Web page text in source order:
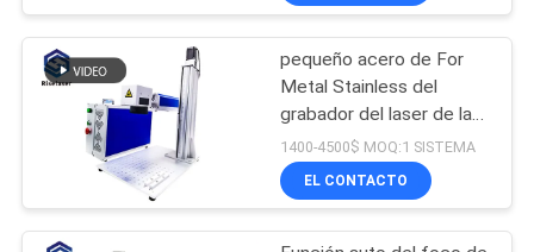
precisión
Soldadora de laser
de la joyería
146
pequeño acero de For
Metal Stainless del
grabador del laser de la
fibra de 30W 50W
Raycus JPT
1400-4500$ MOQ:1 SISTEMA
EL CONTACTO